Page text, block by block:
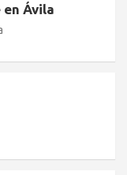
en Ávila